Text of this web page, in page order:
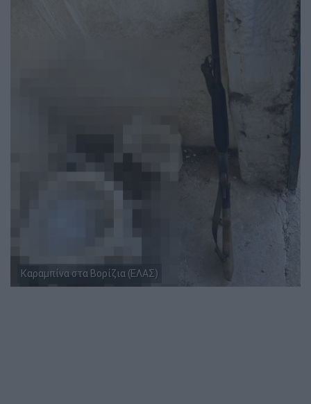
Καραμπίνα στα Βορίζια (ΕΛΑΣ)